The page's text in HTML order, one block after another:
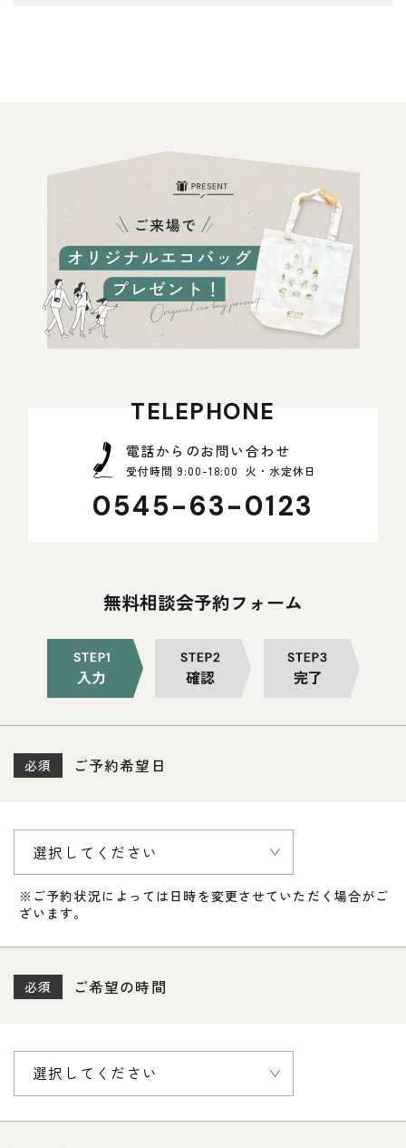
TELEPHONE
電話からのお問い合わせ
受付時間 9:00-18:00 火・水定休日
0545-63-0123
無料相談会予約フォーム
必須 ご予約希望日
※ご予約状況によっては日時を変更させていただく場合がご
ざいます。
必須 ご希望の時間